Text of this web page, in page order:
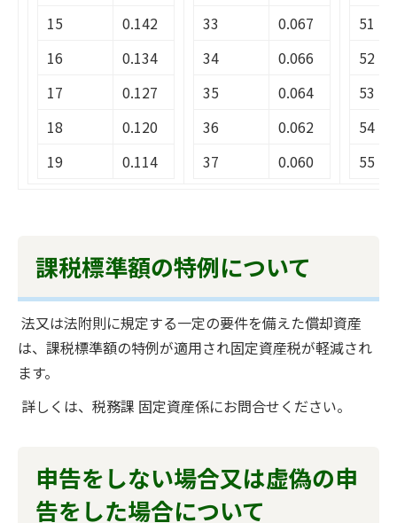
15
0.142
16
0.134
17
0.127
18
0.120
19
0.114
33
0.067
34
0.066
35
0.064
36
0.062
37
0.060
51
52
53
54
55
課税標準額の特例について
法又は法附則に規定する一定の要件を備えた償却資産
は、課税標準額の特例が適用され固定資産税が軽減され
ます。
詳しくは、税務課 固定資産係にお問合せください。
申告をしない場合又は虚偽の申
告をした場合について